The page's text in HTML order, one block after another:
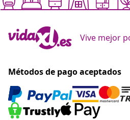
Vive mejor
Métodos de pago aceptados